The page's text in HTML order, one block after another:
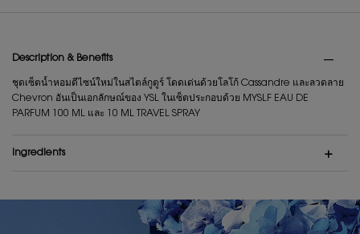
Description & Benefits
ชุดเซ็ตน้ำหอมดีไซน์ใหม่ในสไตล์กูตูร์ โดดเด่นด้วยโลโก้ Cassandre และลวดลาย
Chevron อันเป็นเอกลักษณ์ของ YSL ในเซ็ตประกอบด้วย MYSLF EAU DE
PARFUM 100 ML และ 10 ML TRAVEL SPRAY
Ingredients